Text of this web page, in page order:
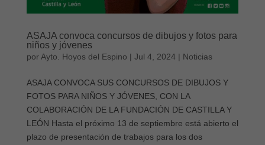
ASAJA convoca concursos de dibujos y fotos para
niños y jóvenes
porAyto. Hoyos del Espino | Jul 4, 2024 | Noticias
ASAJA CONVOCA SUS CONCURSOS DE DIBUJOS Y
FOTOS PARA NIÑOS Y JÓVENES, CON LA
COLABORACIÓN DE LA FUNDACIÓN DE CASTILLA Y
LEÓN Hasta el próximo 13 de septiembre está abierto el
plazo de presentación de trabajos para los dos